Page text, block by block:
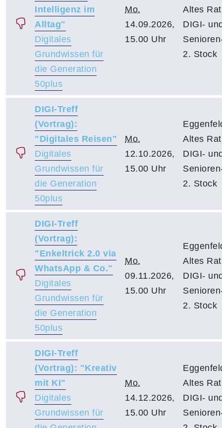
Intelligenz im
Alltag"
Digitales
Grundwissen für
die Generation
50plus
Mo.
14.09.2026,
15.00 Uhr
Altes
DIGI-
2. Stock
DIGI-Treff
(Vortrag):
"Digitales Reisen"
Digitales
Grundwissen für
die Generation
50plus
Mo.
12.10.2026,
15.00 Uhr
Altes
DIGI-
2. Stock
DIGI-Treff
(Vortrag):
"Enkeltrick 2.0 via
WhatsApp & Co."
Digitales
Grundwissen für
die Generation
50plus
Mo.
09.11.2026,
15.00 Uhr
Altes
DIGI-
2. Stock
DIGI-Treff
(Vortrag): "Kreativ
mit KI"
Digitales
Grundwissen für
Mo.
14.12.2026,
15.00 Uhr
Altes
DIGI-